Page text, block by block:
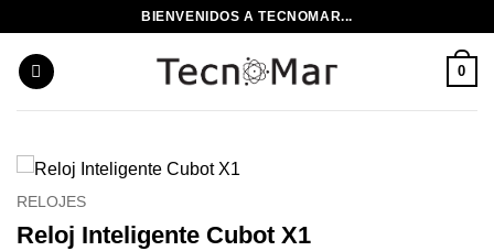
contenido
BIENVENIDOS A TECNOMAR...
0
RELOJES
Reloj Inteligente Cubot X1